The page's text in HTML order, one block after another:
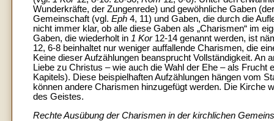
Wunderkräfte, der Zungenrede) und gewöhnliche Gaben
Gemeinschaft (vgl. Eph 4, 11) und Gaben, die durch die
nicht immer klar, ob alle diese Gaben als „Charismen“ im
Gaben, die wiederholt in 1 Kor12-14 genannt werden, ist
12, 6-8 beinhaltet nur weniger auffallende Charismen, die
Keine dieser Aufzählungen beansprucht Vollständigkeit. An
Liebe zu Christus – wie auch die Wahl der Ehe – als
Kapitels). Diese beispielhaften Aufzählungen hängen vom
können andere Charismen hinzugefügt werden. Die Kirche
des Geistes.
Rechte Ausübung der Charismen in der kirchlichen